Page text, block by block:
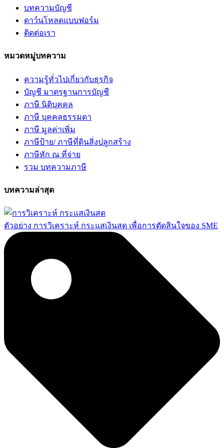
บทความบัญชี
ดาว์นโหลดแบบฟอร์ม
ติดต่อเรา
หมวดหมู่บทความ
ความรู้ทั่วไปเกี่ยวกับธุรกิจ
บัญชี มาตรฐานการบัญชี
ภาษี นิติบุคคล
ภาษี บุคคลธรรมดา
ภาษี มูลค่าเพิ่ม
ภาษีป้าย/ ภาษีที่ดินสิ่งปลูกสร้าง
ภาษีหัก ณ ที่จ่าย
รวม บทความภาษี
บทความล่าสุด
ตัวอย่าง การวิเคราะห์ กระแสเงินสด เพื่อการตัดสินใจของ SME